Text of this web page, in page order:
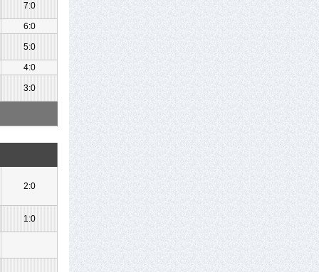
7:0
6:0
5:0
4:0
3:0
2:0
1:0